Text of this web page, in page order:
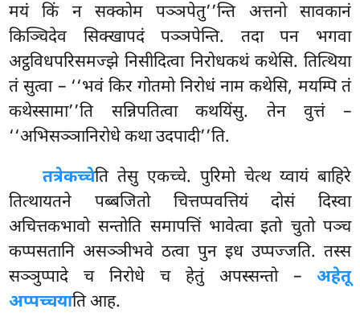
मयं किं न सक्कोम पञ्ञपेतु’’न्ति अत्तनो सावकानं
किञ्चिदेव सिक्खापदं पञ्ञपेन्ति. तदा पन भगवा
अट्ठविधपरिसमज्झे निसीदित्वा निरोधकथं कथेसि. तित्थिया
तं सुत्वा – ‘‘भवं किर गोतमो निरोधं नाम कथेसि, मयम्पि तं
कथेस्सामा’’ति सन्निपतित्वा कथयिंसु. तेन वुत्तं –
‘‘अभिसञ्ञानिरोधे कथा उदपादी’’ति.
तत्रेकच्चेति तेसु एकच्चे. पुरिमो चेत्थ य्वायं बाहिरे
तित्थायतने पब्बजितो चित्तप्पवत्तियं दोसं दिस्वा
अचित्तकभावो सन्तोति समापत्तिं भावेत्वा इतो चुतो पञ्च
कप्पसतानि असञ्ञीभवे ठत्वा पुन इध उप्पज्जति. तस्स
सञ्ञुप्पादे च निरोधे च हेतुं अपस्सन्तो – अहेतू
अप्पच्चयाति आह.